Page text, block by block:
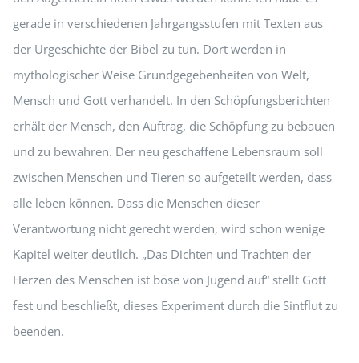
gerade in verschiedenen Jahrgangsstufen mit Texten aus
der Urgeschichte der Bibel zu tun. Dort werden in
mythologischer Weise Grundgegebenheiten von Welt,
Mensch und Gott verhandelt. In den Schöpfungsberichten
erhält der Mensch, den Auftrag, die Schöpfung zu bebauen
und zu bewahren. Der neu geschaffene Lebensraum soll
zwischen Menschen und Tieren so aufgeteilt werden, dass
alle leben können. Dass die Menschen dieser
Verantwortung nicht gerecht werden, wird schon wenige
Kapitel weiter deutlich. „Das Dichten und Trachten der
Herzen des Menschen ist böse von Jugend auf“ stellt Gott
fest und beschließt, dieses Experiment durch die Sintflut zu
beenden.